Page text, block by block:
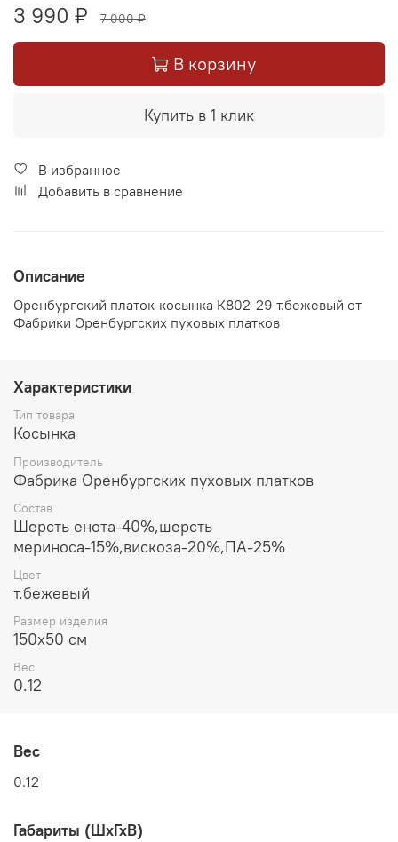
3 990 ₽ 7 000 ₽
В корзину
Купить в 1 клик
В избранное
Добавить в сравнение
Описание
Оренбургский платок-косынка К802-29 т.бежевый от
Фабрики Оренбургских пуховых платков
Характеристики
Тип товара
Косынка
Производитель
Фабрика Оренбургских пуховых платков
Состав
Шерсть енота-40%,шерсть
мериноса-15%,вискоза-20%,ПА-25%
Цвет
т.бежевый
Размер изделия
150x50 см
Вес
0.12
Вес
0.12
Габариты (ШхГхВ)